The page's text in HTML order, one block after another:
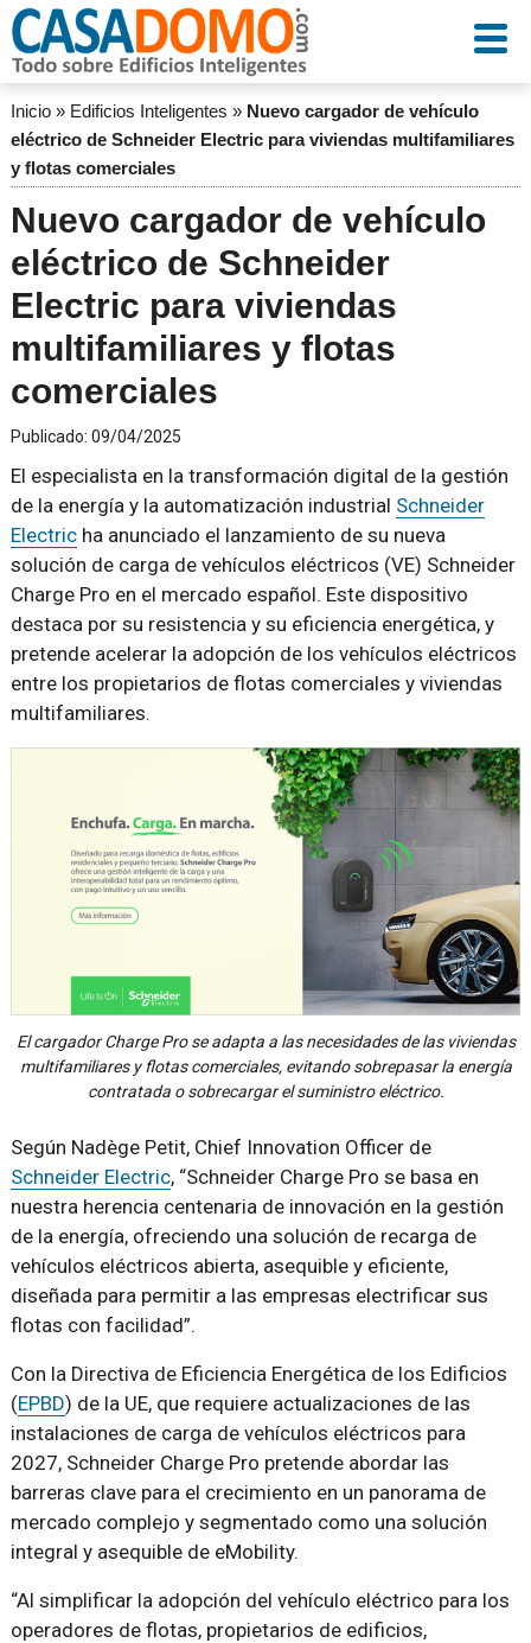
Inicio» Edificios Inteligentes » Nuevo cargador de vehículo
eléctrico de Schneider Electric para viviendas multifamiliares
y flotas comerciales
Nuevo cargador de vehículo
eléctrico de Schneider
Electric para viviendas
multifamiliares y flotas
comerciales
Publicado: 09/04/2025
El especialista en la transformación digital de la gestión
de la energía y la automatización industrial Schneider
Electricha anunciado el lanzamiento de su nueva
solución de carga de vehículos eléctricos (VE) Schneider
Charge Pro en el mercado español. Este dispositivo
destaca por su resistencia y su eficiencia energética, y
pretende acelerar la adopción de los vehículos eléctricos
entre los propietarios de flotas comerciales y viviendas
multifamiliares.
El cargador Charge Pro se adapta a las necesidades de las viviendas
multifamiliares y flotas comerciales, evitando sobrepasar la energía
contratada o sobrecargar el suministro eléctrico.
Según Nadège Petit, Chief Innovation Officer de
Schneider Electric, “Schneider Charge Pro se basa en
nuestra herencia centenaria de innovación en la gestión
de la energía, ofreciendo una solución de recarga de
vehículos eléctricos abierta, asequible y eficiente,
diseñada para permitir a las empresas electrificar sus
flotas con facilidad”.
Con la Directiva de Eficiencia Energética de los Edificios
(EPBD) de la UE, que requiere actualizaciones de las
instalaciones de carga de vehículos eléctricos para
2027, Schneider Charge Pro pretende abordar las
barreras clave para el crecimiento en un panorama de
mercado complejo y segmentado como una solución
integral y asequible de eMobility.
“Al simplificar la adopción del vehículo eléctrico para los
operadores de flotas, propietarios de edificios,